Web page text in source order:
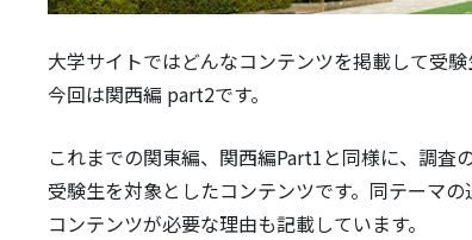
大学サイトではどんなコンテンツを掲載して受
今回は関西編 part2です。
これまでの関東編、関西編Part1と同様に、調査
受験生を対象としたコンテンツです。同テーマ
コンテンツが必要な理由も記載しています。